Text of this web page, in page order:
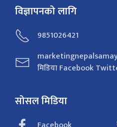
विज्ञापनको लागि
9851026421
मिडिया Facebook
सोसल मिडिया